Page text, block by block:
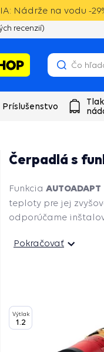
Nádrže na vodu -
recenzií)
Príslušenstvo
Čerpadlá s
Funkcia AUTOADAPT
teploty pre jej
odporúčame
Pokračovať
Výtlak
1.2